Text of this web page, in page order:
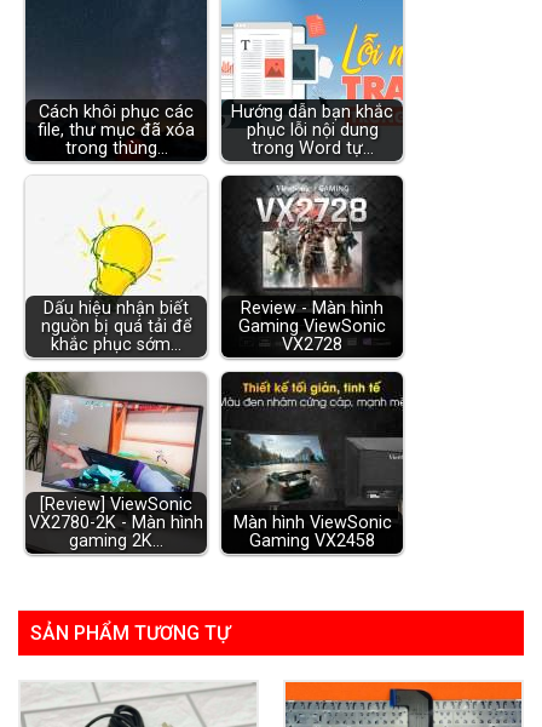
Cách khôi phục các
file, thư mục đã xóa
trong thùng…
Hướng dẫn bạn khắc
phục lỗi nội dung
trong Word tự…
Dấu hiệu nhận biết
nguồn bị quá tải để
khắc phục sớm…
Review - Màn hình
Gaming ViewSonic
VX2728
[Review] ViewSonic
VX2780-2K - Màn hình
gaming 2K…
Màn hình ViewSonic
Gaming VX2458
SẢN PHẨM TƯƠNG TỰ